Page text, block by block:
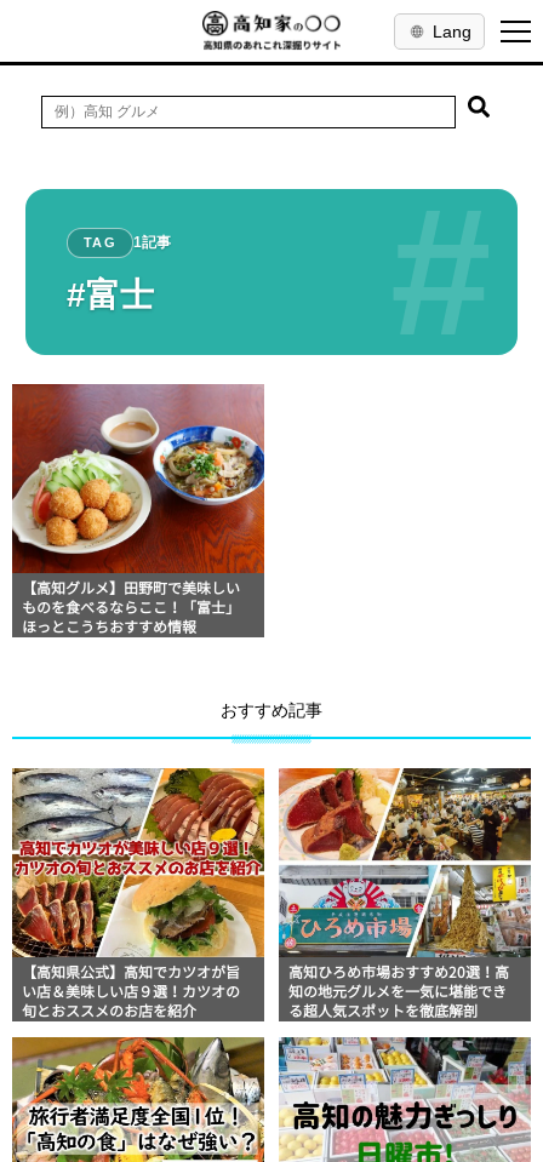
Lang
#
TAG 1記事
#富士
【高知グルメ】田野町で美味しい
ものを食べるならここ！「富士」
ほっとこうちおすすめ情報
おすすめ記事
【高知県公式】高知でカツオが旨
い店＆美味しい店９選！カツオの
旬とおススメのお店を紹介
高知ひろめ市場おすすめ20選！高
知の地元グルメを一気に堪能でき
る超人気スポットを徹底解剖